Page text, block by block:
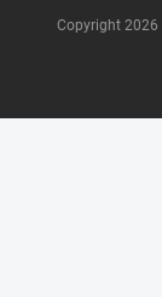
Copyright 2026